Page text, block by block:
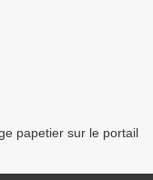
papetier sur le portail